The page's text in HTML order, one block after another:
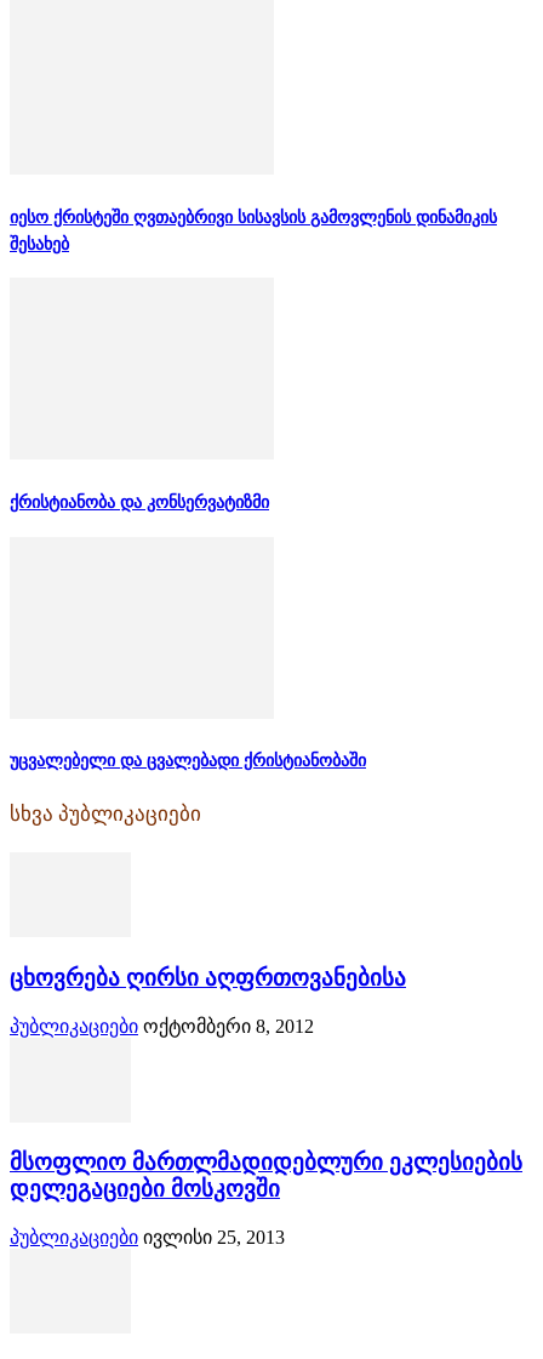
იესო ქრისტეში ღვთაებრივი სისავსის გამოვლენის დინამიკის
შესახებ
ქრისტიანობა და კონსერვატიზმი
უცვალებელი და ცვალებადი ქრისტიანობაში
სხვა პუბლიკაციები
ცხოვრება ღირსი აღფრთოვანებისა
პუბლიკაციები ოქტომბერი 8, 2012
მსოფლიო მართლმადიდებლური ეკლესიების
დელეგაციები მოსკოვში
პუბლიკაციები ივლისი 25, 2013